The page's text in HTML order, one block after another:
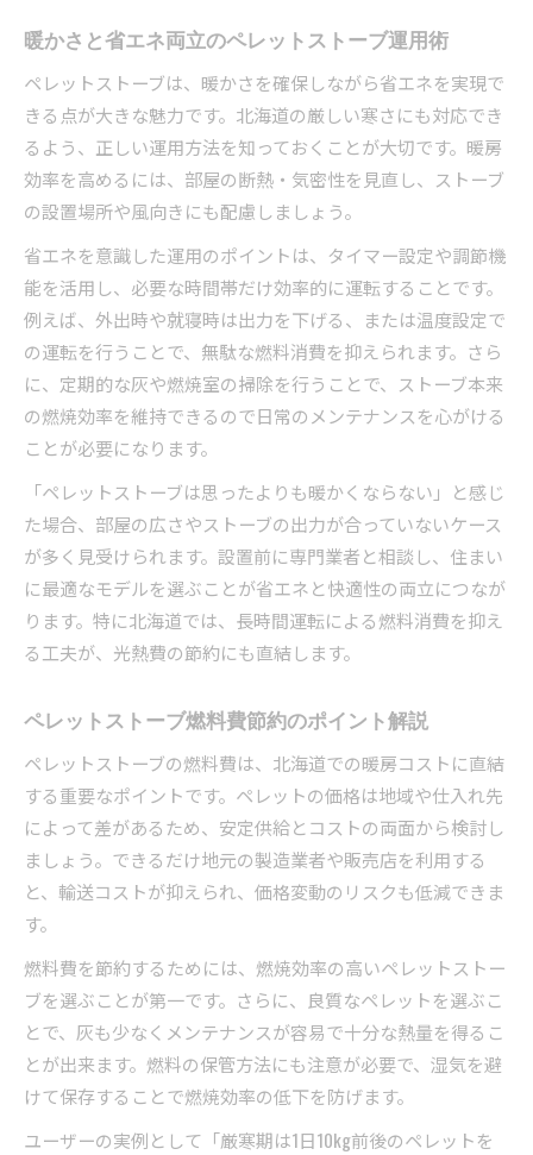
暖かさと省エネ両立のペレットストーブ運用術
ペレットストーブは、暖かさを確保しながら省エネを実現で
きる点が大きな魅力です。北海道の厳しい寒さにも対応でき
るよう、正しい運用方法を知っておくことが大切です。暖房
効率を高めるには、部屋の断熱・気密性を見直し、ストーブ
の設置場所や風向きにも配慮しましょう。
省エネを意識した運用のポイントは、タイマー設定や調節機
能を活用し、必要な時間帯だけ効率的に運転することです。
例えば、外出時や就寝時は出力を下げる、または温度設定で
の運転を行うことで、無駄な燃料消費を抑えられます。さら
に、定期的な灰や燃焼室の掃除を行うことで、ストーブ本来
の燃焼効率を維持できるので日常のメンテナンスを心がける
ことが必要になります。
「ペレットストーブは思ったよりも暖かくならない」と感じ
た場合、部屋の広さやストーブの出力が合っていないケース
が多く見受けられます。設置前に専門業者と相談し、住まい
に最適なモデルを選ぶことが省エネと快適性の両立につなが
ります。特に北海道では、長時間運転による燃料消費を抑え
る工夫が、光熱費の節約にも直結します。
ペレットストーブ燃料費節約のポイント解説
ペレットストーブの燃料費は、北海道での暖房コストに直結
する重要なポイントです。ペレットの価格は地域や仕入れ先
によって差があるため、安定供給とコストの両面から検討し
ましょう。できるだけ地元の製造業者や販売店を利用する
と、輸送コストが抑えられ、価格変動のリスクも低減できま
す。
燃料費を節約するためには、燃焼効率の高いペレットストー
ブを選ぶことが第一です。さらに、良質なペレットを選ぶこ
とで、灰も少なくメンテナンスが容易で十分な熱量を得るこ
とが出来ます。燃料の保管方法にも注意が必要で、湿気を避
けて保存することで燃焼効率の低下を防げます。
ユーザーの実例として「厳寒期は1日10kg前後のペレットを